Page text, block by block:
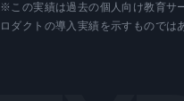
※この実績は過去の個人向け教育サ
ロダクトの導入実績を示すものでは